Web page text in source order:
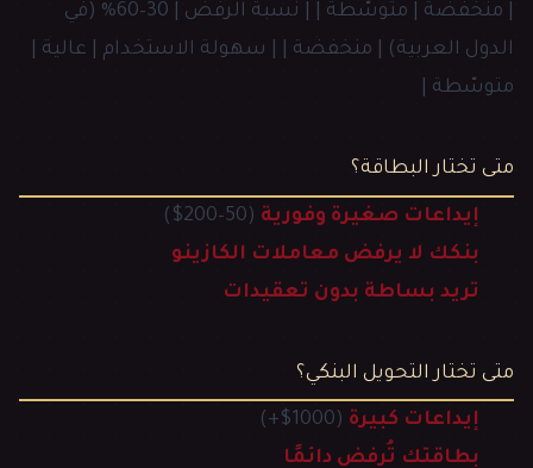
| منخفضة | متوسّطة | | نسبة الرفض | 30–60% (في
الدول العربية) | منخفضة | | سهولة الاستخدام | عالية |
متوسّطة |
متى تختار البطاقة؟
إيداعات صغيرة وفورية (50–200$)
بنكك لا يرفض معاملات الكازينو
تريد بساطة بدون تعقيدات
متى تختار التحويل البنكي؟
إيداعات كبيرة (1000$+)
بطاقتك تُرفض دائمًا